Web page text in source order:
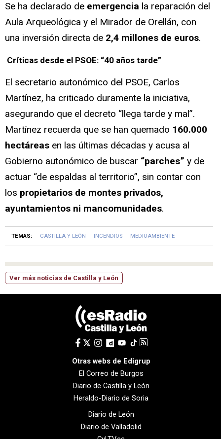
Se ha declarado de emergencia la reparación del
Aula Arqueológica y el Mirador de Orellán, con
una inversión directa de 2,4 millones de euros.
Críticas desde el PSOE: “40 años tarde”
El secretario autonómico del PSOE, Carlos
Martínez, ha criticado duramente la iniciativa,
asegurando que el decreto “llega tarde y mal”.
Martínez recuerda que se han quemado 160.000
hectáreas en las últimas décadas y acusa al
Gobierno autonómico de buscar “parches” y de
actuar “de espaldas al territorio”, sin contar con
los propietarios de montes privados,
ayuntamientos ni mancomunidades.
TEMAS: CASTILLA Y LEÓN INCENDIOS MEDIOAMBIENTE
Ver más noticias de Castilla y León
Otras webs de Edigrup
El Correo de Burgos
Diario de Castilla y León
Heraldo-Diario de Soria
Diario de León
Diario de Valladolid